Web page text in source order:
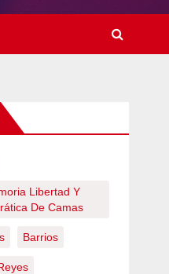
Libertad Y
De Camas
Barrios